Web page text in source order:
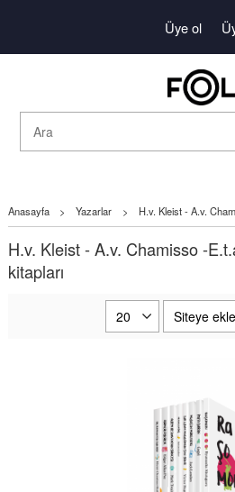
Üye ol
Anasayfa > Yazarlar > H.v. Kleist - A.v.
H.v. Kleist - A.v. Chamisso -
kitapları